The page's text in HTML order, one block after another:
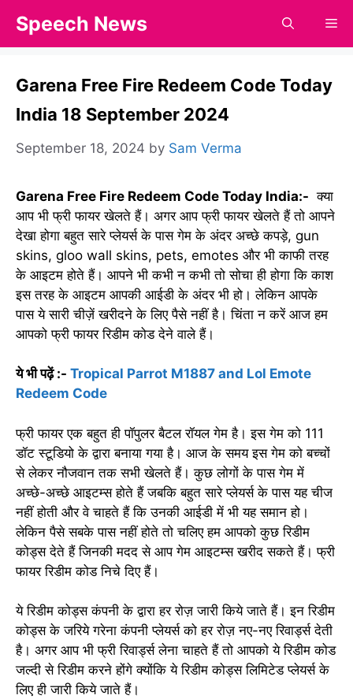
content
Speech News
Garena Free Fire Redeem Code Today
India 18 September 2024
September 18, 2024 by Sam Verma
Garena Free Fire Redeem Code Today India:- क्या
आप भी फ्री फायर खेलते हैं। अगर आप फ्री फायर खेलते हैं तो आपने
देखा होगा बहुत सारे प्लेयर्स के पास गेम के अंदर अच्छे कपड़े, gun
skins, gloo wall skins, pets, emotes और भी काफी तरह
के आइटम होते हैं। आपने भी कभी न कभी तो सोचा ही होगा कि काश
इस तरह के आइटम आपकी आईडी के अंदर भी हो। लेकिन आपके
पास ये सारी चीज़ें खरीदने के लिए पैसे नहीं है। चिंता न करें आज हम
आपको फ्री फायर रिडीम कोड देने वाले हैं।
ये भी पढ़ें :- Tropical Parrot M1887 and Lol Emote
Redeem Code
फ्री फायर एक बहुत ही पॉपुलर बैटल रॉयल गेम है। इस गेम को 111
डॉट स्टूडियो के द्वारा बनाया गया है। आज के समय इस गेम को बच्चों
से लेकर नौजवान तक सभी खेलते हैं। कुछ लोगों के पास गेम में
अच्छे-अच्छे आइटम्स होते हैं जबकि बहुत सारे प्लेयर्स के पास यह चीज
नहीं होती और वे चाहते हैं कि उनकी आईडी में भी यह समान हो।
लेकिन पैसे सबके पास नहीं होते तो चलिए हम आपको कुछ रिडीम
कोड्स देते हैं जिनकी मदद से आप गेम आइटम्स खरीद सकते हैं। फ्री
फायर रिडीम कोड निचे दिए हैं।
ये रिडीम कोड्स कंपनी के द्वारा हर रोज़ जारी किये जाते हैं। इन रिडीम
कोड्स के जरिये गरेना कंपनी प्लेयर्स को हर रोज़ नए-नए रिवार्ड्स देती
है। अगर आप भी फ्री रिवार्ड्स लेना चाहते हैं तो आपको ये रिडीम कोड
जल्दी से रिडीम करने होंगे क्योंकि ये रिडीम कोड्स लिमिटेड प्लेयर्स के
लिए ही जारी किये जाते हैं।